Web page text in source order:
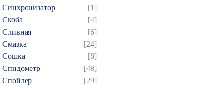
Синхронизатор
[1]
Скоба
[4]
Сливная
[6]
Смазка
[24]
Сошка
[8]
Спидометр
[48]
Спойлер
[29]